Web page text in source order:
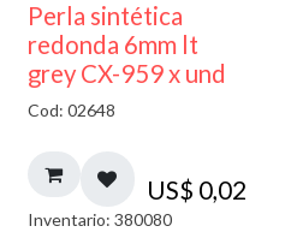
Perla sintética
redonda 6mm lt
grey CX-959 x und
Cod: 02648
US$ 0,02
Inventario: 380080